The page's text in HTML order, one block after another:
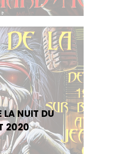
LA NUIT DU
2020